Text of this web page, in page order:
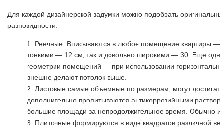
Для каждой дизайнерской задумки можно подобрать
разновидности:
Реечные. Вписываются в любое помещение квартиры —
тонкими — 12 см, так и довольно широкими — 30. Еще
геометрии помещений — при использовании
внешне делают потолок выше.
Листовые самые объемные по размерам, могут
дополнительно пропитываются антикоррозийными
большие площади за непродолжительное время. Обычно
Плиточные формируются в виде квадратов различной